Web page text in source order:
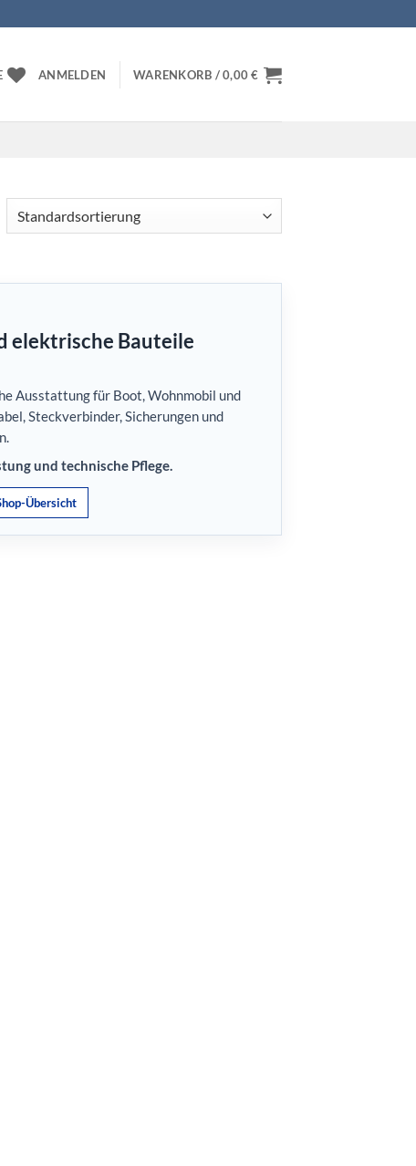
ANMELDEN WARENKORB /0,00€
elektrische Bauteile
Ausstattung für Boot, Wohnmobil und
Steckverbinder, Sicherungen und
und technische Pflege.
Übersicht